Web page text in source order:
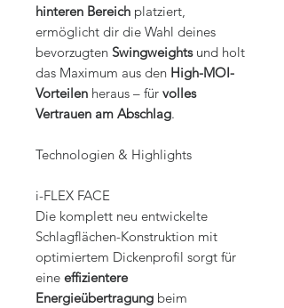
hinteren Bereich platziert,
ermöglicht dir die Wahl deines
bevorzugten Swingweightsund holt
das Maximum aus den High-MOI-
Vorteilen heraus – für volles
Vertrauen am Abschlag.
Technologien & Highlights
i-FLEX FACE
Die komplett neu entwickelte
Schlagflächen-Konstruktion mit
optimiertem Dickenprofil sorgt für
eine effizientere
Energieübertragung beim